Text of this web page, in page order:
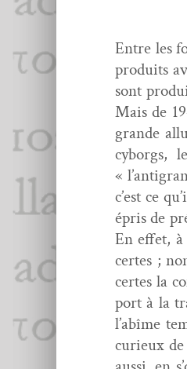
Entre les
pro­duits
sont
Mais de
grande
cyborgs,
«
c’est ce
épris de
En effet, à
certes ;
certes la
port à la
l’abîme
curieux de